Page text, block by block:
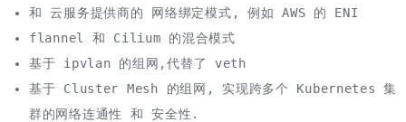
和 云服务提供商的 网络绑定模式, 例如 AWS 的 ENI
flannel 和 Cilium 的混合模式
基于 ipvlan 的组网,代替了 veth
基于 Cluster Mesh 的组网, 实现跨多个 Kubernetes 集
群的网络连通性 和 安全性.